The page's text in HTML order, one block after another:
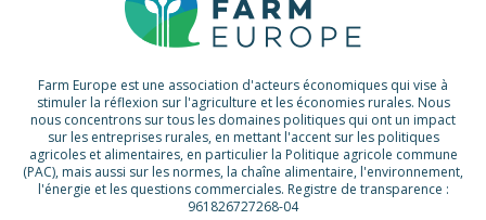
Farm Europe est une association d'acteurs économiques qui vise à
stimuler la réflexion sur l'agriculture et les économies rurales. Nous
nous concentrons sur tous les domaines politiques qui ont un impact
sur les entreprises rurales, en mettant l'accent sur les politiques
agricoles et alimentaires, en particulier la Politique agricole commune
(PAC), mais aussi sur les normes, la chaîne alimentaire, l'environnement,
l'énergie et les questions commerciales. Registre de transparence :
961826727268-04